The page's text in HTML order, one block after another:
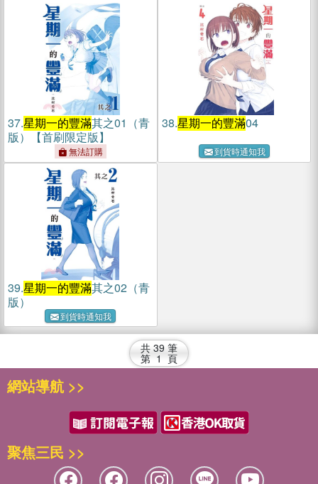
37.星期一的豐滿其之01（青
版）【首刷限定版】
無法訂購
38.星期一的豐滿04
到貨時通知我
39.星期一的豐滿其之02（青
版）
到貨時通知我
共 39 筆
第 1 頁
網站導航 >>
聚焦三民 >>